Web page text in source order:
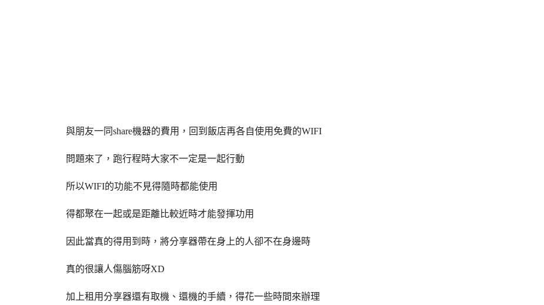
與朋友一同share機器的費用，回到飯店再各自使用免費的WIFI
問題來了，跑行程時大家不一定是一起行動
所以WIFI的功能不見得隨時都能使用
得都聚在一起或是距離比較近時才能發揮功用
因此當真的得用到時，將分享器帶在身上的人卻不在身邊時
真的很讓人傷腦筋呀XD
加上租用分享器還有取機、還機的手續，得花一些時間來辦理